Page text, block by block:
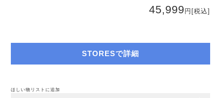
45,999円 [税込]
STORESで詳細
ほしい物リストに追加